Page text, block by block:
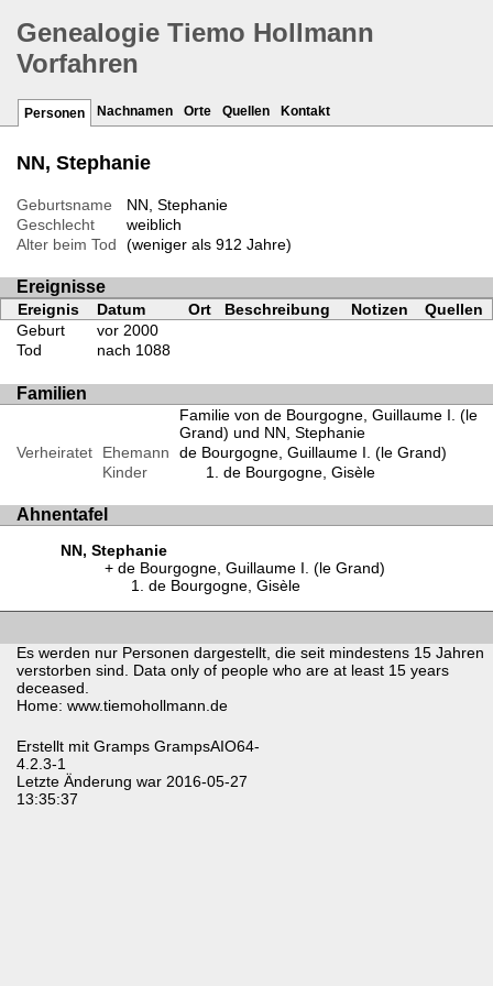
Genealogie Tiemo Hollmann
Vorfahren
Personen Nachnamen Orte Quellen Kontakt
NN, Stephanie
Geburtsname
NN, Stephanie
Geschlecht
weiblich
Alter beim Tod
(weniger als 912 Jahre)
Ereignisse
Ereignis Datum Ort Beschreibung Notizen
Quellen
Geburt
vor 2000
Tod
nach 1088
Familien
Familie von de Bourgogne, Guillaume I. (le
Grand) und NN, Stephanie
Verheiratet
Ehemann
de Bourgogne, Guillaume I. (le Grand)
Kinder
de Bourgogne, Gisèle
Ahnentafel
NN, Stephanie
de Bourgogne, Guillaume I. (le Grand)
de Bourgogne, Gisèle
Es werden nur Personen dargestellt, die seit mindestens 15 Jahren
verstorben sind. Data only of people who are at least 15 years
deceased.
Home: www.tiemohollmann.de
Erstellt mit Gramps GrampsAIO64-
4.2.3-1
Letzte Änderung war 2016-05-27
13:35:37